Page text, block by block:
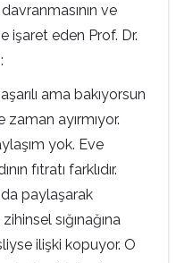
ve
işaret eden Prof. Dr.
ama bakıyorsun
ayırmıyor.
yok. Eve
fıtratı farklıdır.
paylaşarak
sığınağına
ilişki kopuyor. O